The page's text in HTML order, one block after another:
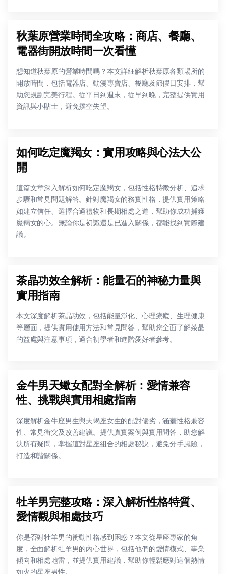
秋葉原營業時間全攻略：商店、餐廳、
電器街開放時間一次看懂
想知道秋葉原的營業時間嗎？本文詳細解析秋葉原各類場所的
開放時間，包括電器店、動漫專賣店、餐廳及節假日安排，幫
助您規劃完美行程。從平日到週末，從早到晚，完整提供實用
資訊與小貼士，避免撲空失望。
如何吃定魔羯女：實用攻略與心法大公
開
這篇文章深入解析如何吃定魔羯女，包括性格特徵分析、追求
步驟和常見問題解答。針對魔羯女的務實性格，提供實用策略
如建立信任、選擇合適禮物和長期相處之道，幫助你成功捕獲
魔羯女的心。無論你是初識還是已進入關係，都能找到實際建
議。
茶晶功效全解析：能量石的神秘力量與
實用指南
本文深度解析茶晶功效，包括能量淨化、心理療癒、生理健康
等層面，提供實用使用方法和常見問答，幫助您全面了解茶晶
的益處與注意事項，適合初學者和進階愛好者參考。
金牛男天蠍女配對全解析：愛情兼容
性、挑戰與實用相處指南
深度解析金牛座男生與天蝎座女生的配對優劣，涵蓋性格兼容
性、常見衝突及改善建議。提供真實案例與實用問答，助您解
決所有疑問，掌握這對星座組合的相處秘訣，避免分手風險，
打造和諧關係。
牡羊男完整攻略：深入解析性格特質、
愛情觀與相處技巧
你是否對牡羊男的衝動性格感到困惑？本文從星座專家的角
度，全面解析牡羊男的內心世界，包括他們的愛情模式、事業
傾向和相處地雷，並提供實用建議，幫助你輕鬆應對這個熱情
如火的星座男性。